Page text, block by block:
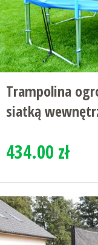
Trampolina
siatką
434.00 zł